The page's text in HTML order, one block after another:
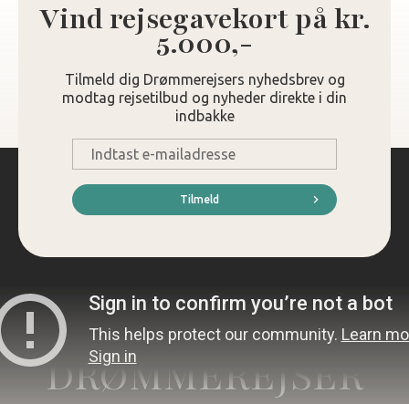
Vind rejsegavekort på kr.
5.000,-
Tilmeld dig Drømmerejsers nyhedsbrev og
modtag rejsetilbud og nyheder direkte i din
indbakke
mail
*
Tilmeld
DRØMMEREJSER